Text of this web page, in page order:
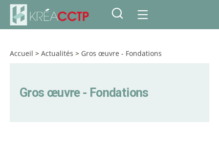
Accueil > Actualités > Gros œuvre - Fondations
Gros œuvre - Fondations